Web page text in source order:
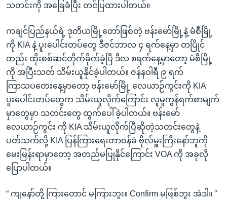
သတင်းကို အခြေခံပြီး တင်ပြထားပါတယ်။
ကချင်ပြည်နယ်ရဲ့ ဒုတိယမြို့တော်ဖြစ်တဲ့ ဗန်းမော်မြို့နဲ့ မံစီမြို့
ကို KIA နဲ့ ပူးပေါင်းတပ်တွေ ဒီဇင်ဘာလ ၄ ရက်နေ့မှာ တပြိုင်
တည်း ထိုးစစ်ဆင်တိုက်ခိုက်ခဲ့ပြီ ဒီလ ၈ရက်နေ့မှာတော့ မံစီမြို့
ကို အပြီးသတ် သိမ်းယူနိုင်ခဲ့ပါတယ်။ ဇန်နဝါရီ ၉ ရက်
ကြာသပတေးနေ့မှာတော့ ဗန်းမော်မြို့ လေယာဉ်ကွင်းကို KIA
ပူးပေါင်းတပ်တွေက သိမ်းယူလိုက်ကြောင်း လူမှုကွန်ရက်စာမျက်
မှာတွေမှာ သတင်းတွေ ထွက်ပေါ်ခဲ့ပါတယ်။ ဗန်းမော်
လေယာဉ်ကွင်း ကို KIA သိမ်းယူလိုက်ပြီဆိုတဲ့သတင်းတွေနဲ့
ပတ်သက်လို့ KIA ပြန်ကြားရေးတာဝန်ခံ ဗိုလ်မှူးကြီးနော်ဘူကို
မေးမြန်းရာမှာတော့ အတည်မပြုနိုင်ကြောင်း VOA ကို အခုလို
ပြောပါတယ်။
“ ကျနော်တို့ ကြားတောင် မကြားဘူး။ Confirm မဖြစ်ဘူး အဲဒါ။ ”